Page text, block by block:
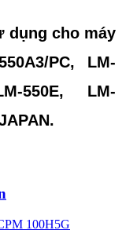
dụng cho máy
PC, LM-
550E, LM-